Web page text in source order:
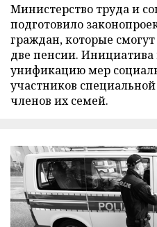
Министерство труда и
подготовило
граждан, которые
две пенсии. Инициатива
унификацию мер
участников
членов их семей.